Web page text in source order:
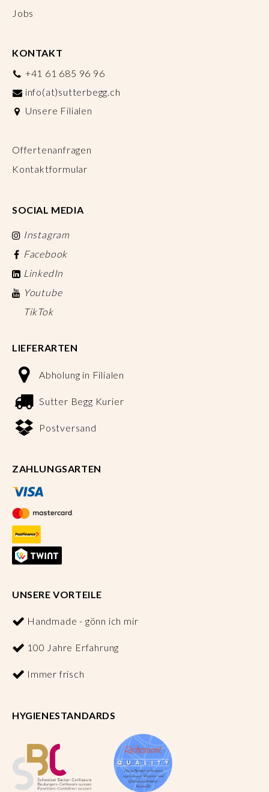
Jobs
KONTAKT
+41 61 685 96 96
info(at)sutterbegg.ch
Unsere Filialen
Offertenanfragen
Kontaktformular
SOCIAL MEDIA
Instagram
Facebook
LinkedIn
Youtube
TikTok
LIEFERARTEN
Abholung in Filialen
Sutter Begg Kurier
Postversand
ZAHLUNGSARTEN
UNSERE VORTEILE
Handmade - gönn ich mir
100 Jahre Erfahrung
Immer frisch
HYGIENESTANDARDS